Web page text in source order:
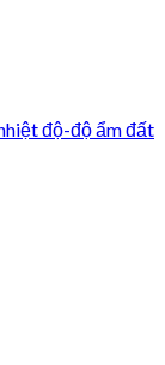
độ-độ ẩm đất